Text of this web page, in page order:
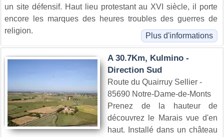
un site défensif. Haut lieu protestant au XVI siècle, il porte
encore les marques des heures troubles des guerres de
religion.
Plus d'informations
A 30.7Km, Kulmino -
Direction Sud
Route du Quairruy Sellier -
85690 Notre-Dame-de-Monts
Prenez de la hauteur de
découvrez le Marais vue d'en
haut. Installé dans un château